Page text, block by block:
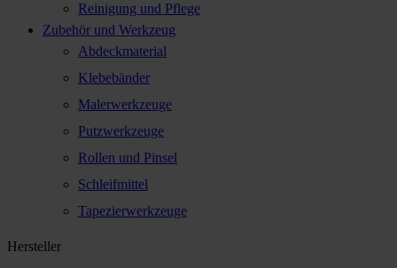
Reinigung und Pflege
Zubehör und Werkzeug
Abdeckmaterial
Klebebänder
Malerwerkzeuge
Putzwerkzeuge
Rollen und Pinsel
Schleifmittel
Tapezierwerkzeuge
Hersteller